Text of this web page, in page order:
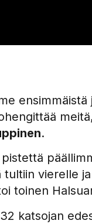
.
vierelle
toinen
katsojan